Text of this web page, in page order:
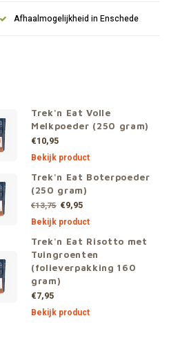
Afhaalmogelijkheid in Enschede
Trek'n Eat Volle
Melkpoeder (250 gram)
€10,95
Bekijk product
Trek'n Eat Boterpoeder
(250 gram)
€13,75 €9,95
Bekijk product
Trek'n Eat Risotto met
Tuingroenten
(folieverpakking 160
gram)
€7,95
Bekijk product